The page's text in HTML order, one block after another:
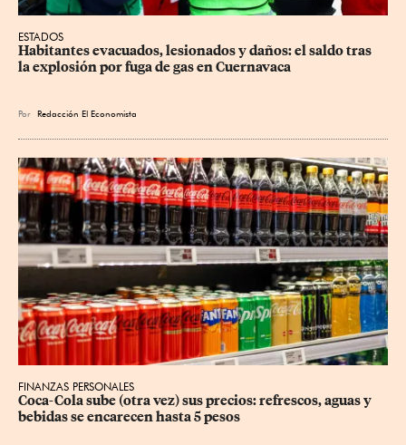
ESTADOS
Habitantes evacuados, lesionados y daños: el saldo tras
la explosión por fuga de gas en Cuernavaca
Por Redacción El Economista
FINANZAS PERSONALES
Coca-Cola sube (otra vez) sus precios: refrescos, aguas y
bebidas se encarecen hasta 5 pesos